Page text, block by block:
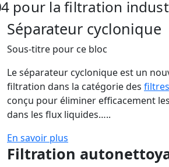
Séparateur cyclonique
Sous-titre pour ce bloc
Le séparateur cyclonique est un
filtration dans la catégorie des
conçu pour éliminer efficacement
dans les flux liquides…..
En savoir plus
Filtration